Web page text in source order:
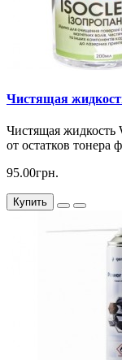
Чистящая
Чистящая
от остатков тонера
95.00грн.
Купить